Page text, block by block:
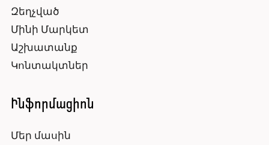
Զեղչված
Մինի Մարկետ
Աշխատանք
Կոնտակտներ
Ինֆորմացիոն
Մեր մասին